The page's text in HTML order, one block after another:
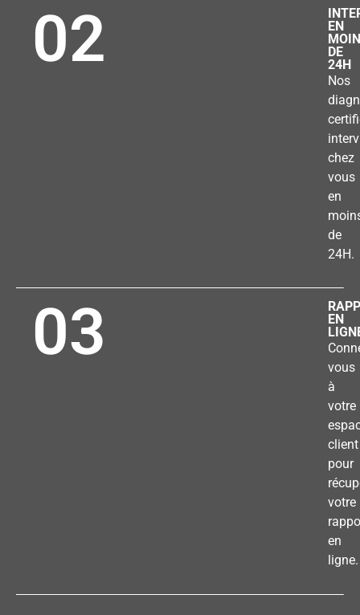
02
EN
DE
24H
Nos
chez
vous
en
de
24H.
03
EN
vous
à
votre
client
pour
votre
en
ligne.